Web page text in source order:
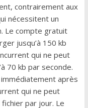
contrairement aux
nécessitent un
Le compte gratuit
jusqu’à 150 kb
qui ne peut
70 kb par seconde.
après
qui ne peut
par jour. Le